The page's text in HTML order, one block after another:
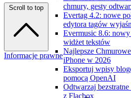
chmury, gesty
Evertag 4.2: nowe
edytora tagów
Evermusic 8.6:
widżet tekstów
Najlepsze
iPhone w 2026
Eksportuj wpisy
pomocą OpenAI
Odtwarzaj
z Flacbox
Scroll to top
Informacje prawne